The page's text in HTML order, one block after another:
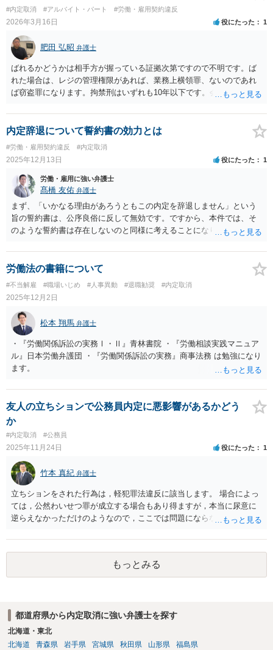
二 盗犯等の防止及び処分に関する法律（昭和五年法律第九号）第四
条の罪（刑法第二百四十一条第一項の罪を犯す行為に係るものに限
る。） 三 児童福祉法第六十条第一項の罪 四 児童買春、児童ポルノ
に係る行為等の規制及び処罰並びに児童の保護等に関する法律（平成
十一年法律第五十二号）第四条から第八条までの罪 五 性的な姿態を
撮影する行為等の処罰及び押収物に記録された性的な姿態の影像に係
る電磁的記録の消去等に関する法律（令和五年法律第六十七号）第二
条から第六条までの罪 六 都道府県の条例で定める罪であって、次の
イからニまでに掲げる行為のいずれかを罰するものとして政令で定め
るもの イ みだりに人の身体の一部に接触する行為 ロ 正当な理由が
なくて、人の通常衣服で隠されている下着若しくは身体をのぞき見
し、若しくは写真機その他の機器（以下このロにおいて「写真機等」
という。）を用いて撮影し、又は当該下着若しくは身体を撮影する目
的で写真機等を差し向け、若しくは設置する行為 ハ みだりに卑わい
な言動をする行為（イ又はロに掲げるものを除く。） ニ 児童と性交
し、又は児童に対しわいせつな行為をする行為
#内定取消 #アルバイト・パート #労働・雇用契約違反
2026年3月16日 役にたった 1
肥田 弘昭 弁護士
ばれるかどうかは相手方が握っている証拠次第ですので不明です。ば
れた場合は、レジの管理権限があれば、業務上横領罪、ないのであれ
ば窃盗罪になります。拘禁刑はいずれも10年以下です。会社が刑事告
人として、逮捕勾留や公判請求され、最終的には判決となり前科がつ
く可能性があります。未成年、特定少年（18歳以上20歳未満）であれ
ば家裁送致後審判で前歴となる可能性があります。ご参考にしてくだ
さい。
内定辞退について誓約書の効力とは
#労働・雇用契約違反 #内定取消
2025年12月13日 役にたった 1
労働・雇用に強い弁護士
髙橋 友佑 弁護士
まず、「いかなる理由があろうともこの内定を辞退しません」という
旨の誓約書は、公序良俗に反して無効です。ですから、本件では、そ
のような誓約書は存在しないのと同様に考えることになります。 その
ついても同様に入社辞退の自由が保障されています。したがって、入
社辞退の申し出をすれば、労働契約は有効に解約されたことになりま
す。この申し出は、直接電話するのが億劫であれば、手紙でも構いま
せん。 ただし、入社辞退の連絡時期が、就労開始予定日の直前という
ような場合は、入社辞退の理由や連絡が遅れた事情などによっては、
損害賠償請求がなされる余地はあります。もっとも、会社側は、損害
の立証をしなければならず、その立証は困難かもしれませんので、実
務的には、入社予定者への法的措置は難しいと考えられます。 結論と
して、本件では、可及的速やかに入社辞退の連絡をすれば、貴方が法
的に責任を負うことになる事態は考えづらいです。 その他の影響も特
労働法の書籍について
#不当解雇 #職場いじめ #人事異動 #退職勧奨 #内定取消
2025年12月2日
松本 翔馬 弁護士
・『労働関係訴訟の実務Ⅰ・Ⅱ』青林書院 ・『労働相談実践マニュア
ル』日本労働弁護団 ・『労働関係訴訟の実務』商事法務 は勉強になり
ます。
友人の立ちションで公務員内定に悪影響があるかどう
か
#内定取消 #公務員
2025年11月24日 役にたった 1
竹本 真紀 弁護士
立ちションをされた行為は，軽犯罪法違反に該当します。 場合によっ
ては，公然わいせつ罪が成立する場合もあり得ますが，本当に尿意に
逆らえなかっただけのようなので，ここでは問題にならないでしょ
す。 評価としては，犯罪の中では比較的軽い類型のものであるけれど
も，前科前歴に該当することに変わりないということになります。 公
務員は，拘禁刑以上になった場合には欠格要件に該当することになる
ので失職します。 本件の場合，法定刑からして，これに該当すること
の軽重には影響するとは思いますが。）。 まだ，公務員になっていま
せんから，直接該当するわけではありませんが，この点に不安を覚え
てもやむを得ないと思います。 しかし，本件では，まず，警察が捜査
もっとみる
都道府県から内定取消に強い弁護士を探す
北海道・東北
北海道
青森県 岩手県 宮城県 秋田県 山形県 福島県